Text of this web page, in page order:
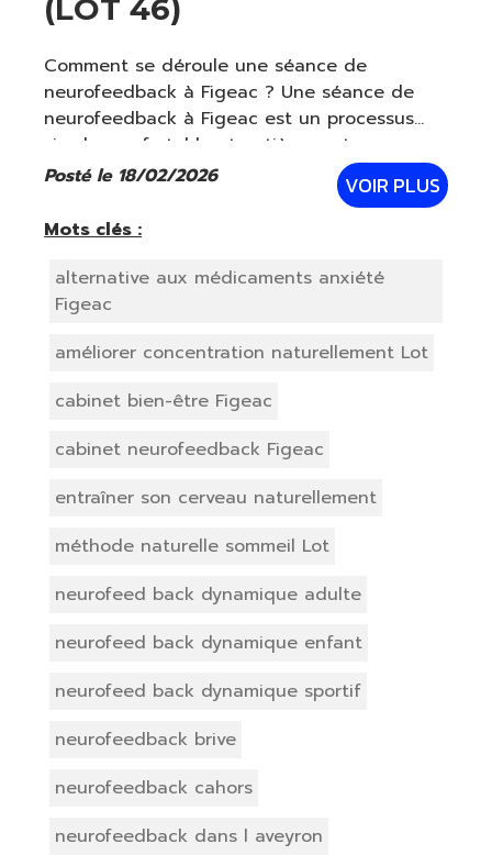
(LOT 46)
Comment se déroule une séance de
neurofeedback à Figeac ? Une séance de
neurofeedback à Figeac est un processus
simple, confortable et entièrement non
invasif. Des capteurs sont placés
délicatement sur le cuir chevelu afin
d’analyser l’activité cérébra
Posté le 18/02/2026 VOIR PLUS
Mots clés :
alternative aux médicaments anxiété
Figeac
améliorer concentration naturellement Lot
cabinet bien-être Figeac
cabinet neurofeedback Figeac
entraîner son cerveau naturellement
méthode naturelle sommeil Lot
neurofeed back dynamique adulte
neurofeed back dynamique enfant
neurofeed back dynamique sportif
neurofeedback brive
neurofeedback cahors
neurofeedback dans l aveyron